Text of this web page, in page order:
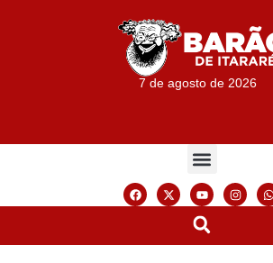
7 de agosto de 2026